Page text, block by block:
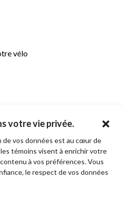
votre vie privée.
de vos données est au cœur de
témoins visent à enrichir votre
à vos préférences. Vous
le respect de vos données
vélo